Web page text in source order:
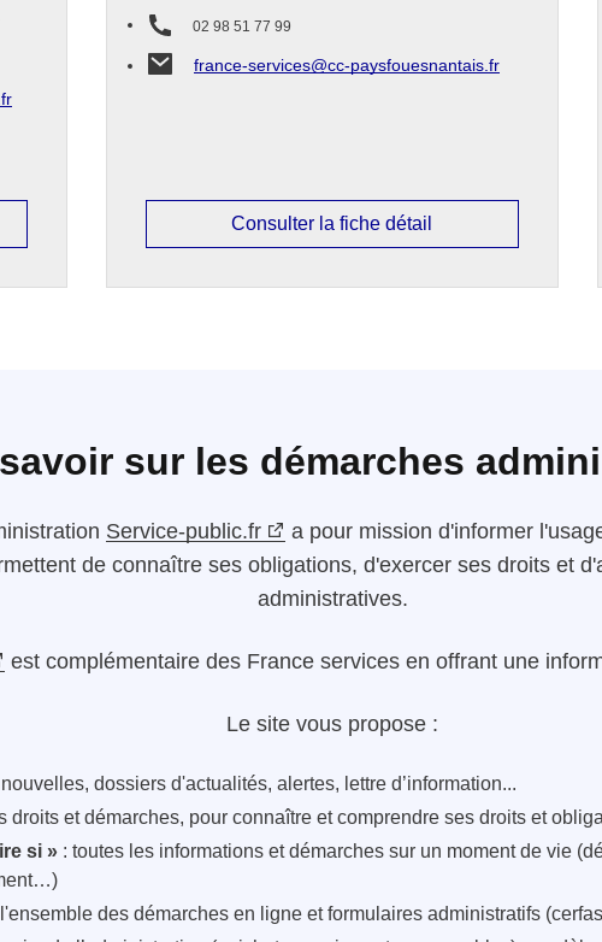
02 98 51 77 99
france-services@cc-paysfouesnantais.fr
Consulter la fiche détail
sur les démarches
Service-public.fr
a pour mission d'informer
de connaître ses obligations, d'exercer ses droits et
administratives.
est complémentaire des France services en offrant une
Le site vous propose :
dossiers d'actualités, alertes, lettre d’information...
droits et démarches, pour connaître et comprendre ses droits et
si » : toutes les informations et démarches sur un moment de vie
des démarches en ligne et formulaires administratifs